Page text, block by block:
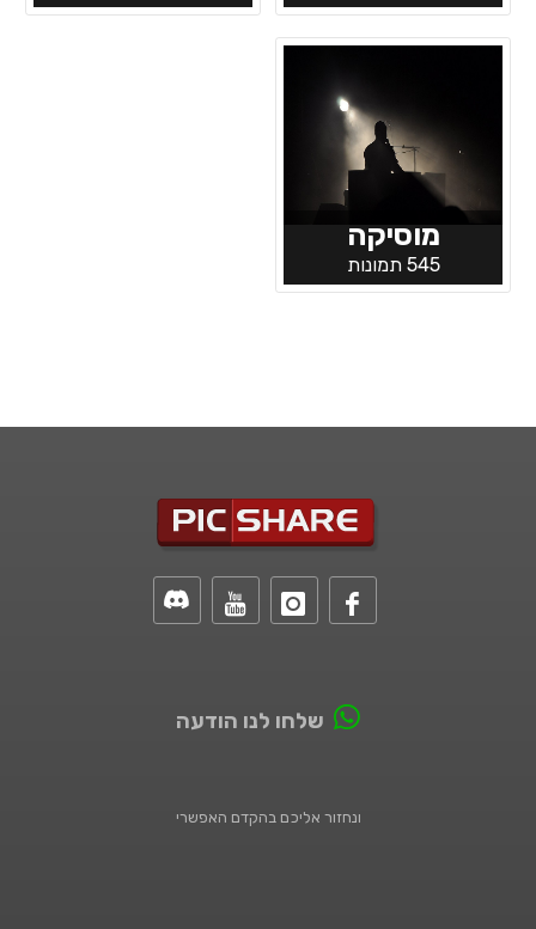
מוסיקה
545 תמונות
שלחו לנו הודעה
ונחזור אליכם בהקדם האפשרי